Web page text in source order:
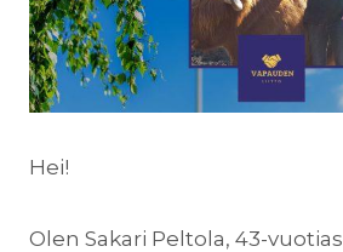
Hei!
Olen Sakari Peltola, 43-vuotias